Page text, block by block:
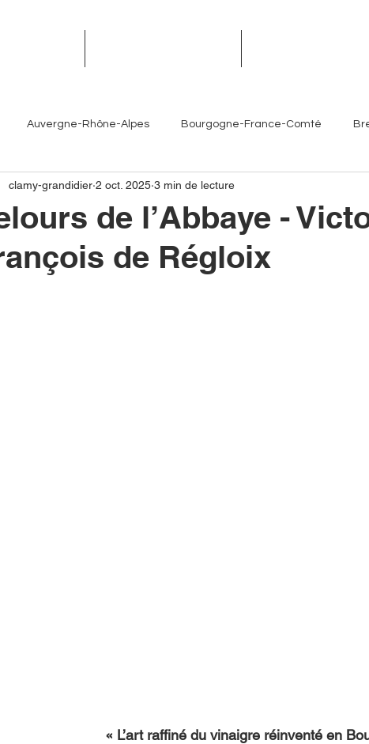
Auvergne-Rhône-Alpes Bourgogne-France-Comté
Hauts-de-France Île-de-France
Provence-Alpes- Côte d'Azur Chefs
de l’Abbaye -
de Régloix
clamy-grandidier 2 oct. 2025 3 min de lecture
« L’art raffiné du vinaigre réinventé en